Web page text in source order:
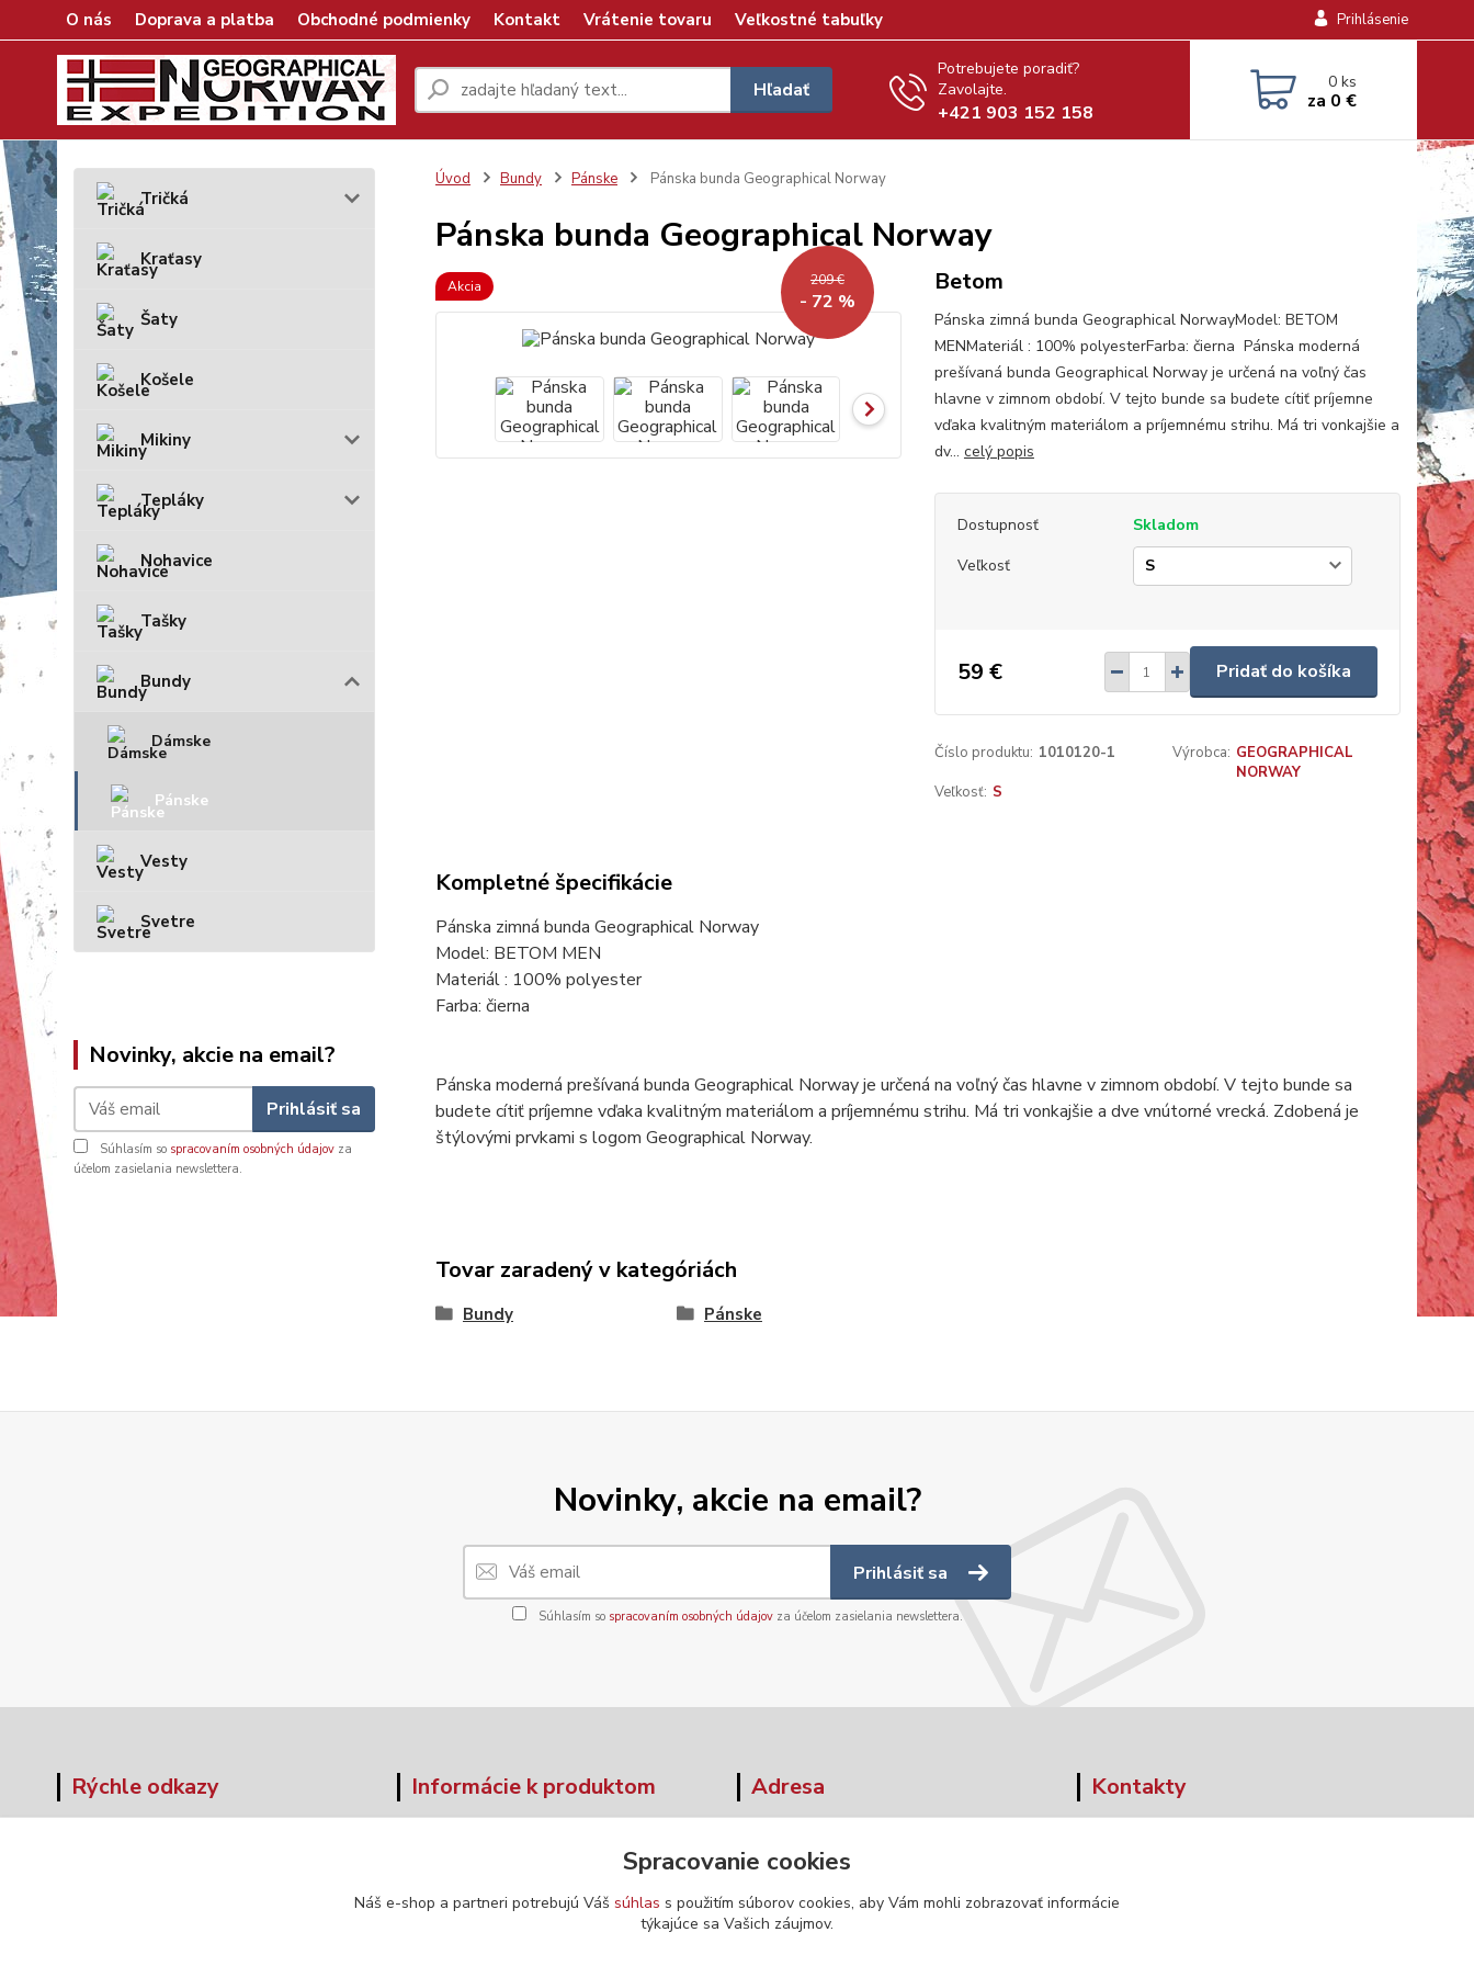
O nás Doprava a platba Obchodné podmienky Kontakt Vrátenie tovaru Veľkostné tabuľky Prihlásenie
Hľadať
Potrebujete poradiť?
Zavolajte.
+421 903 152 158
0ks
za 0 €
Tričká
Kraťasy
Šaty
Košele
Mikiny
Tepláky
Nohavice
Tašky
Bundy
Dámske
Pánske
Vesty
Svetre
Novinky, akcie na email?
Prihlásiť sa
Súhlasím so spracovaním osobných údajov za
účelom zasielania newslettera.
Úvod Bundy Pánske Pánska bunda Geographical Norway
Pánska bunda Geographical Norway
Akcia 209 €
- 72 %
Betom
Pánska zimná bunda Geographical NorwayModel: BETOM
MENMateriál : 100% polyesterFarba: čierna Pánska moderná
prešívaná bunda Geographical Norway je určená na voľný čas
hlavne v zimnom období. V tejto bunde sa budete cítiť príjemne
vďaka kvalitným materiálom a príjemnému strihu. Má tri vonkajšie a
dv... celý popis
Dostupnosť
Skladom
Veľkosť
59 € Pridať do košíka
Číslo produktu: 1010120-1 Výrobca: GEOGRAPHICAL
NORWAY
Veľkosť: S
Kompletné špecifikácie
Pánska zimná bunda Geographical Norway
Model: BETOM MEN
Materiál : 100% polyester
Farba: čierna
Pánska moderná prešívaná bunda Geographical Norway je určená na voľný čas hlavne v zimnom období. V tejto bunde sa
budete cítiť príjemne vďaka kvalitným materiálom a príjemnému strihu. Má tri vonkajšie a dve vnútorné vrecká. Zdobená je
štýlovými prvkami s logom Geographical Norway.
Tovar zaradený v kategóriách
Bundy Pánske
Novinky, akcie na email?
Prihlásiť sa
Súhlasím so spracovaním osobných údajovza účelom zasielania newslettera.
Rýchle odkazy Informácie k produktom Adresa
Banská Bystrica
974 04
Kontakty
info@norwaywear.sk
Spracovanie cookies
Náš e-shop a partneri potrebujú Váš súhlas s použitím súborov cookies, aby Vám mohli zobrazovať informácie
týkajúce sa Vašich záujmov.